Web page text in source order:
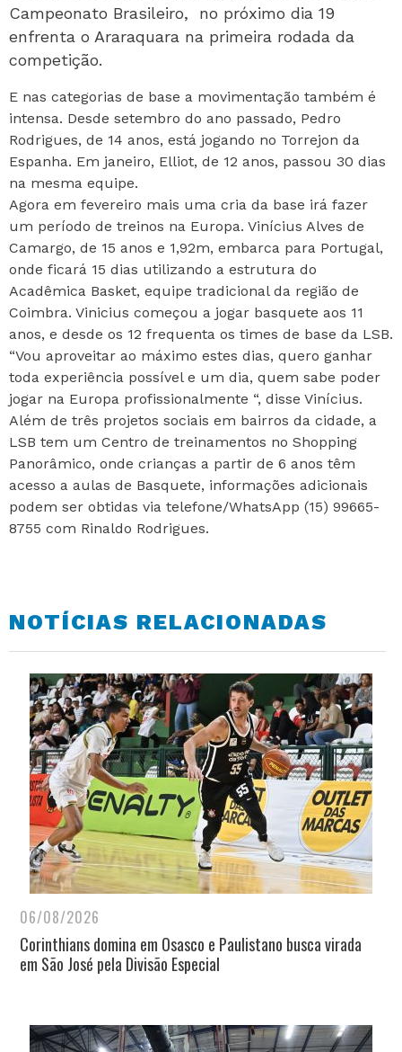
Campeonato Brasileiro, no próximo dia 19
enfrenta o Araraquara na primeira rodada da
competição.
E nas categorias de base a movimentação também é
intensa. Desde setembro do ano passado, Pedro
Rodrigues, de 14 anos, está jogando no Torrejon da
Espanha. Em janeiro, Elliot, de 12 anos, passou 30 dias
na mesma equipe.
Agora em fevereiro mais uma cria da base irá fazer
um período de treinos na Europa. Vinícius Alves de
Camargo, de 15 anos e 1,92m, embarca para Portugal,
onde ficará 15 dias utilizando a estrutura do
Acadêmica Basket, equipe tradicional da região de
Coimbra. Vinicius começou a jogar basquete aos 11
anos, e desde os 12 frequenta os times de base da LSB.
“Vou aproveitar ao máximo estes dias, quero ganhar
toda experiência possível e um dia, quem sabe poder
jogar na Europa profissionalmente “, disse Vinícius.
Além de três projetos sociais em bairros da cidade, a
LSB tem um Centro de treinamentos no Shopping
Panorâmico, onde crianças a partir de 6 anos têm
acesso a aulas de Basquete, informações adicionais
podem ser obtidas via telefone/WhatsApp (15) 99665-
8755 com Rinaldo Rodrigues.
NOTÍCIAS RELACIONADAS
06/08/2026
Corinthians domina em Osasco e Paulistano busca virada
em São José pela Divisão Especial